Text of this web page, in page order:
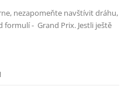
nezapomeňte navštívit dráhu,
formulí - Grand Prix. Jestli ještě